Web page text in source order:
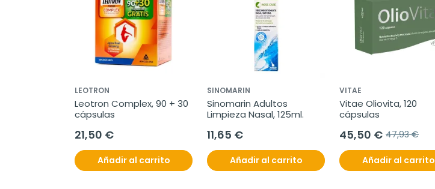
LEOTRON
Leotron Complex, 90 + 30
cápsulas
21,50 €
Añadir al carrito
SINOMARIN
Sinomarin Adultos
Limpieza Nasal, 125ml.
11,65 €
Añadir al carrito
VITAE
Vitae Oliovita, 120
cápsulas
45,50 € 47,93 €
Añadir al carrito